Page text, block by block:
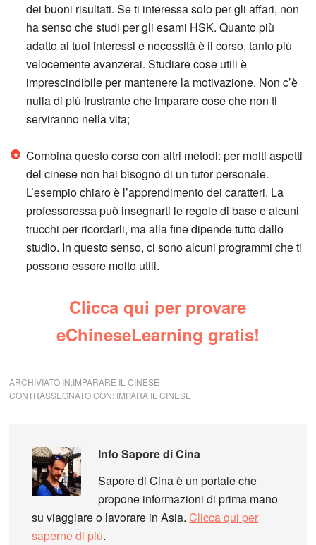
dei buoni risultati. Se ti interessa solo per gli affari, non
ha senso che studi per gli esami HSK. Quanto più
adatto ai tuoi interessi e necessità è il corso, tanto più
velocemente avanzerai. Studiare cose utili è
imprescindibile per mantenere la motivazione. Non c’è
nulla di più frustrante che imparare cose che non ti
serviranno nella vita;
Combina questo corso con altri metodi: per molti aspetti
del cinese non hai bisogno di un tutor personale.
L’esempio chiaro è l’apprendimento dei caratteri. La
professoressa può insegnarti le regole di base e alcuni
trucchi per ricordarli, ma alla fine dipende tutto dallo
studio. In questo senso, ci sono alcuni programmi che ti
possono essere molto utili.
Clicca qui per provare
eChineseLearning gratis!
ARCHIVIATO IN:IMPARARE IL CINESE
CONTRASSEGNATO CON: IMPARA IL CINESE
InfoSapore di Cina
Sapore di Cina è un portale che
propone informazioni di prima mano
su viaggiare o lavorare in Asia.Clicca qui per
saperne di più.